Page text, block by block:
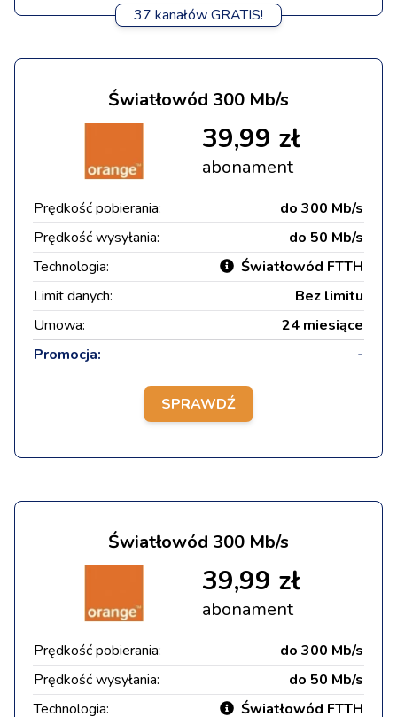
37 kanałów GRATIS!
Światłowód 300 Mb/s
39,99 zł
abonament
Prędkość pobierania:
do 300 Mb/s
Prędkość wysyłania:
do 50 Mb/s
Technologia:
Światłowód FTTH
Limit danych:
Bez limitu
Umowa:
24 miesiące
Promocja:
-
SPRAWDŹ
Światłowód 300 Mb/s
39,99 zł
abonament
Prędkość pobierania:
do 300 Mb/s
Prędkość wysyłania:
do 50 Mb/s
Technologia:
Światłowód FTTH